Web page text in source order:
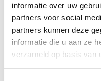
informatie over uw
partners voor social
partners kunnen deze
informatie die u aan ze
verzameld op basis van